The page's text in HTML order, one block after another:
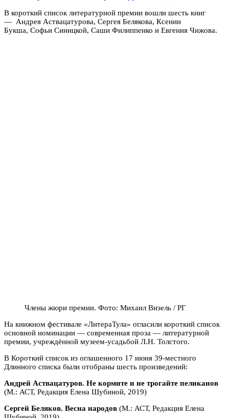
В короткий список литературной премии вошли шесть книг
— Андрея Аствацатурова, Сергея Белякова, Ксении
Букша, Софьи Синицкой, Саши Филиппенко и Евгения Чижова.
Члены жюри премии. Фото: Михаил Визель / РГ
На книжном фестивале «ЛитераТула» огласили короткий список
основной номинации — современная проза — литературной
премии, учреждённой музеем-усадьбой Л.Н. Толстого.
В Короткий список из оглашенного 17 июня 39-местного
Длинного списка были отобраны шесть произведений:
Андрей Аствацатуров. Не кормите и не трогайте пеликанов
(М.: АСТ, Редакция Елена Шубиной, 2019)
Сергей Беляков. Весна народов (М.: АСТ, Редакция Елена